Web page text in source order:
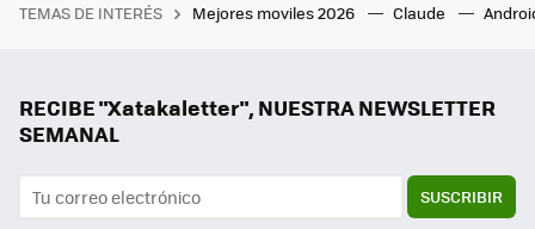
TEMAS DE INTERÉS Mejores moviles 2026 Claude
RECIBE "Xatakaletter", NUESTRA NEWSLETTER
SEMANAL
SUSCRIBIR